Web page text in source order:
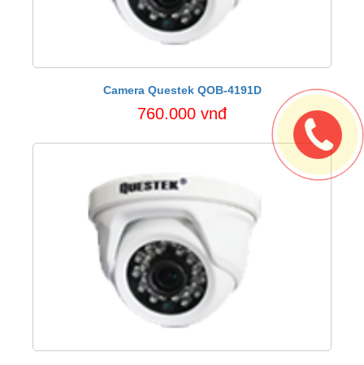
Camera Questek QOB-4191D
760.000 vnđ